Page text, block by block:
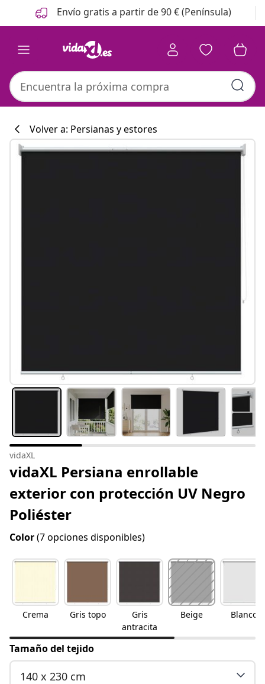
Anterior
Siguiente Envío gratis a partir de 90 € (Península)
Volver a: Persianas y estores
vidaXL
vidaXL Persiana enrollable
exterior con protección UV Negro
Poliéster
Color(7 opciones disponibles)
Crema Gris topo
Gris
antracita
Beige Blanco
Tamaño del tejido
140 x 230 cm